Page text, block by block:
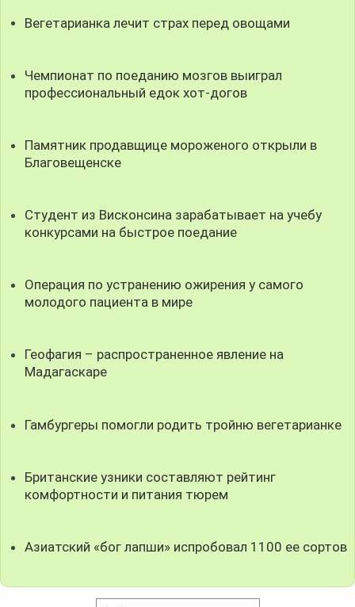
Вегетарианка лечит страх перед овощами
Чемпионат по поеданию мозгов выиграл
профессиональный едок хот-догов
Памятник продавщице мороженого открыли в
Благовещенске
Студент из Висконсина зарабатывает на учебу
конкурсами на быстрое поедание
Операция по устранению ожирения у самого
молодого пациента в мире
Геофагия – распространенное явление на
Мадагаскаре
Гамбургеры помогли родить тройню вегетарианке
Британские узники составляют рейтинг
комфортности и питания тюрем
Азиатский «бог лапши» испробовал 1100 ее сортов